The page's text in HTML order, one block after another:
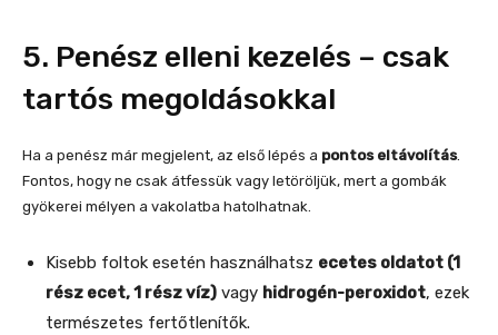
5. Penész elleni kezelés – csak
tartós megoldásokkal
Ha a penész már megjelent, az első lépés a pontos eltávolítás.
Fontos, hogy ne csak átfessük vagy letöröljük, mert a gombák
gyökerei mélyen a vakolatba hatolhatnak.
Kisebb foltok esetén használhatsz ecetes oldatot (1
rész ecet, 1 rész víz) vagy hidrogén-peroxidot, ezek
természetes fertőtlenítők.